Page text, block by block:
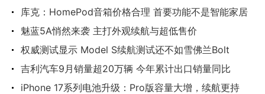
库克：HomePod音箱价格合理 首要功能不是智能家居
魅蓝5A悄然来袭 主打外观续航与超低售价
权威测试显示 Model S续航测试还不如雪佛兰Bolt
吉利汽车9月销量超20万辆 今年累计出口销量同比
iPhone 17系列电池升级：Pro版容量大增，续航更持